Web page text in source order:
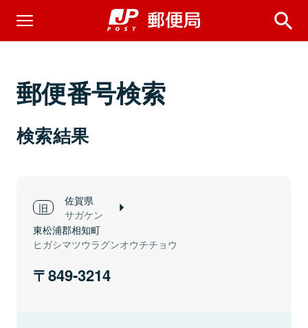
郵便番号検索
検索結果
佐賀県
サガケン
東松浦郡相知町
ヒガシマツウラグンオウチチョウ
849-3214